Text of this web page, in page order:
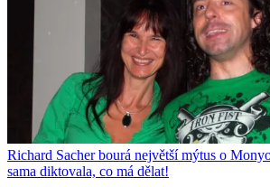
Richard Sacher bourá největší mýtus o
sama diktovala, co má dělat!